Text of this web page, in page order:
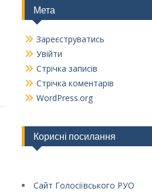
Мета
Зареєструватись
Увійти
Стрічка записів
Стрічка коментарів
WordPress.org
Корисні посилання
Сайт Голосіївського РУО